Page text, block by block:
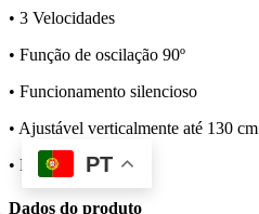
• 3 Velocidades
• Função de oscilação 90º
• Funcionamento silencioso
• Ajustável verticalmente até 130 cm
• Potência: 45 Watts
Dados do produto
PT